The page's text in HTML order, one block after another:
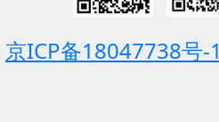
京ICP备18047738号-1